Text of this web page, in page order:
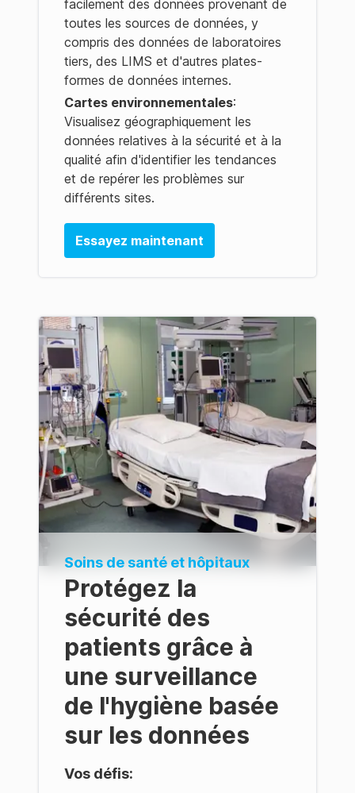
facilement des données provenant de
toutes les sources de données, y
compris des données de laboratoires
tiers, des LIMS et d'autres plates-
formes de données internes.
Cartes environnementales:
Visualisez géographiquement les
données relatives à la sécurité et à la
qualité afin d'identifier les tendances
et de repérer les problèmes sur
différents sites.
Essayez maintenant
Soins de santé et hôpitaux
Protégez la
sécurité des
patients grâce à
une surveillance
de l'hygiène basée
sur les données
Vos défis: